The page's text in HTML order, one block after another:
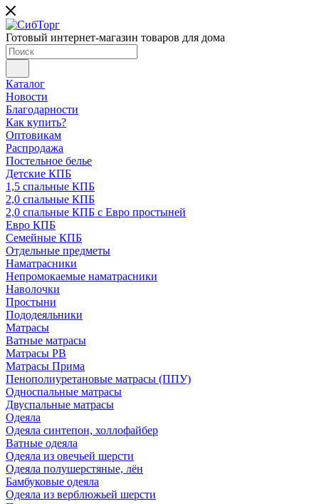
Готовый интернет-магазин товаров для дома
Каталог
Новости
Благодарности
Как купить?
Оптовикам
Распродажа
Постельное белье
Детские КПБ
1,5 спальные КПБ
2,0 спальные КПБ
2,0 спальные КПБ с Евро простыней
Евро КПБ
Семейные КПБ
Отдельные предметы
Наматрасники
Непромокаемые наматрасники
Наволочки
Простыни
Пододеяльники
Матрасы
Ватные матрасы
Матрасы РВ
Матрасы Прима
Пенополиуретановые матрасы (ППУ)
Односпальные матрасы
Двуспальные матрасы
Одеяла
Одеяла синтепон, холлофайбер
Ватные одеяла
Одеяла из овечьей шерсти
Одеяла полушерстяные, лён
Бамбуковые одеяла
Одеяла из верблюжьей шерсти